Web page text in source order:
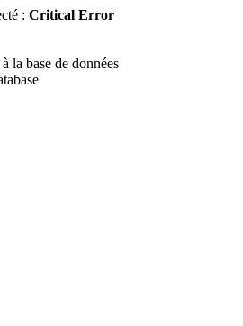
: Critical Error
la base de données